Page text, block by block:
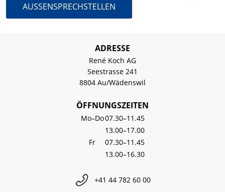
AUSSENSPRECHSTELLEN
ADRESSE
René Koch AG
Seestrasse 241
8804 Au/Wädenswil
ÖFFNUNGSZEITEN
Mo–Do07.30–11.45
13.00–17.00
Fr
07.30–11.45
13.00–16.30
+41 44 782 60 00